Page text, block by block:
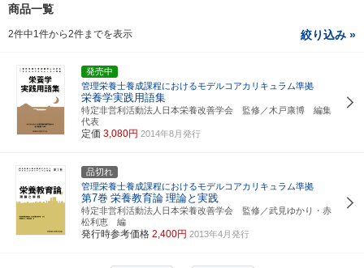
商品一覧
2件中1件から2件までを表示 絞り込み »
発売中
管理栄養士養成課程におけるモデルコアカリキュラム準拠
栄養学実践用語集
特定非営利活動法人日本栄養改善学会 監修／木戸康博 編集
代表
定価 3,080円 2014年8月発行
品切れ
管理栄養士養成課程におけるモデルコアカリキュラム準拠
第7巻 栄養教育論 理論と実践
特定非営利活動法人日本栄養改善学会 監修／武見ゆかり・赤
松利恵 編
発行時参考価格 2,400円 2013年4月発行